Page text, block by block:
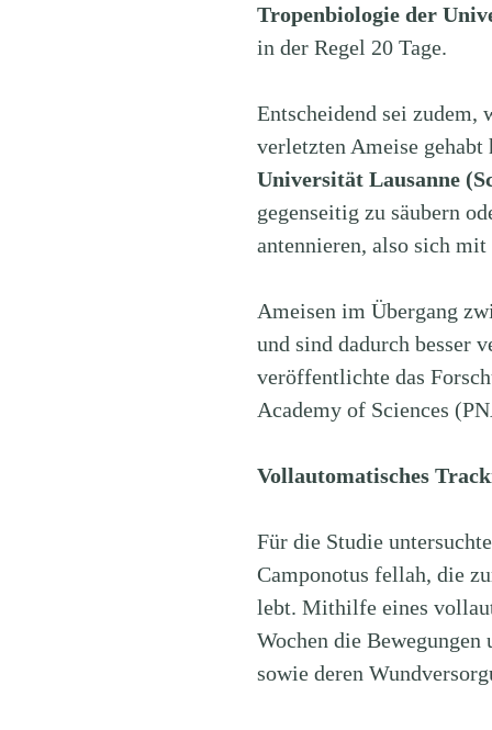
Tropenbiologie der
in der Regel 20 Tage.
Entscheidend sei
verletzten Ameise gehabt
Universität Lausanne
gegenseitig zu säubern
antennieren, also sich
Ameisen im Übergang
und sind dadurch besser
veröffentlichte das
Academy of Sciences
Vollautomatisches
Für die Studie
Camponotus fellah, die
lebt. Mithilfe eines
Wochen die
sowie deren